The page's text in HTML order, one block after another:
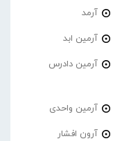
آرمد
آرمین ابد
آرمین دادرس
آرمین واحدی
آرون افشار